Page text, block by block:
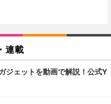
連載
ジェットを動画で解説！公式Y